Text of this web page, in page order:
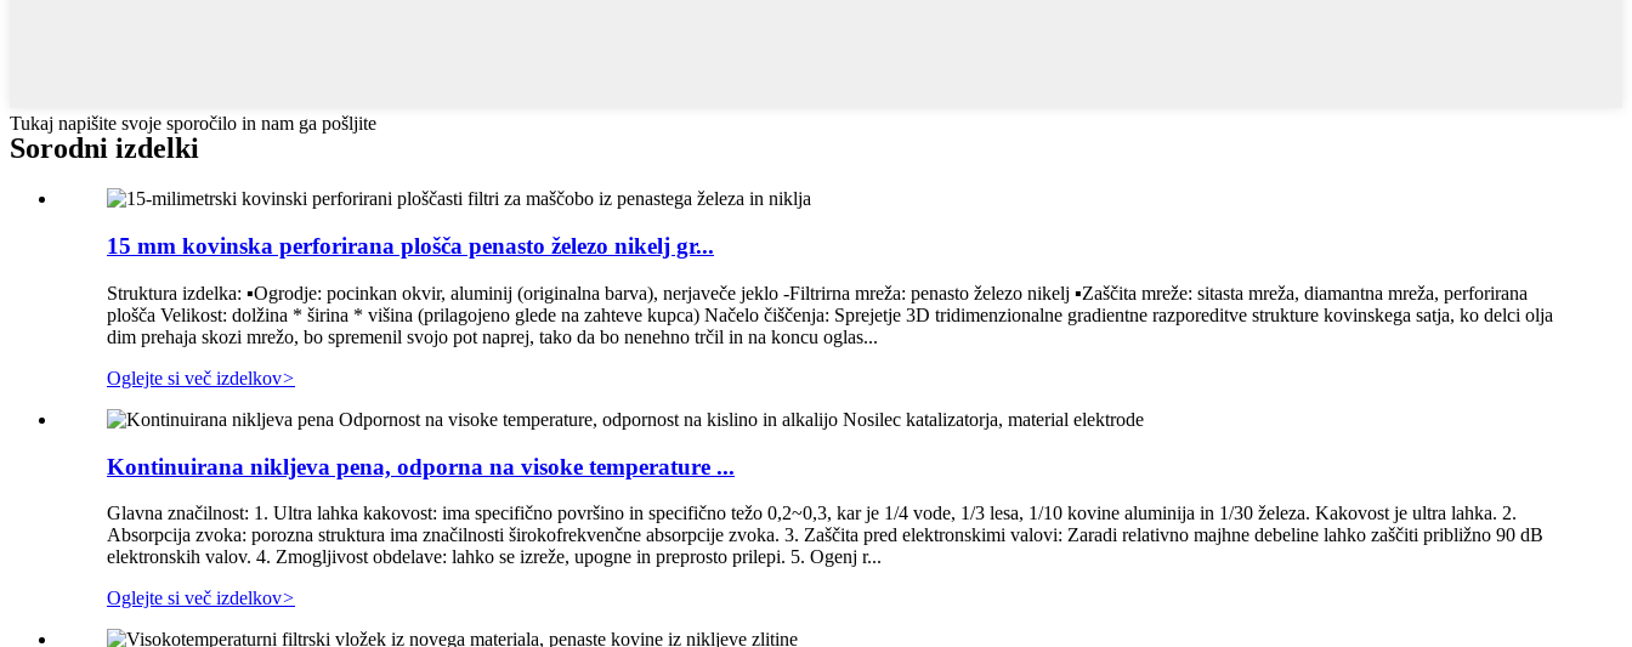
Tukaj napišite svoje sporočilo in nam ga pošljite
Sorodni izdelki
15 mm kovinska perforirana plošča penasto železo nikelj gr...
Struktura izdelka: ▪Ogrodje: pocinkan okvir, aluminij (originalna barva), nerjaveče jeklo -Filtrirna mreža: penasto železo nikelj ▪Zaščita mreže: sitasta mreža, diamantna mreža, perforirana
plošča Velikost: dolžina * širina * višina (prilagojeno glede na zahteve kupca) Načelo čiščenja: Sprejetje 3D tridimenzionalne gradientne razporeditve strukture kovinskega satja, ko delci olja
dim prehaja skozi mrežo, bo spremenil svojo pot naprej, tako da bo nenehno trčil in na koncu oglas...
Oglejte si več izdelkov>
Kontinuirana nikljeva pena, odporna na visoke temperature ...
Glavna značilnost: 1. Ultra lahka kakovost: ima specifično površino in specifično težo 0,2~0,3, kar je 1/4 vode, 1/3 lesa, 1/10 kovine aluminija in 1/30 železa. Kakovost je ultra lahka. 2.
Absorpcija zvoka: porozna struktura ima značilnosti širokofrekvenčne absorpcije zvoka. 3. Zaščita pred elektronskimi valovi: Zaradi relativno majhne debeline lahko zaščiti približno 90 dB
elektronskih valov. 4. Zmogljivost obdelave: lahko se izreže, upogne in preprosto prilepi. 5. Ogenj r...
Oglejte si več izdelkov>